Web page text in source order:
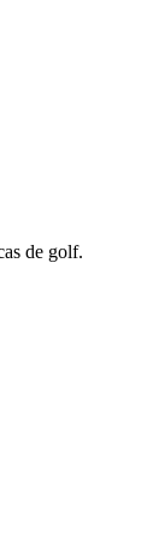
de golf.